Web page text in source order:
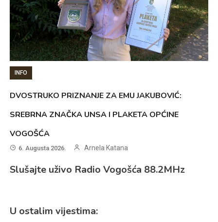
INFO
DVOSTRUKO PRIZNANJE ZA EMU JAKUBOVIĆ:
SREBRNA ZNAČKA UNSA I PLAKETA OPĆINE
VOGOŠĆA
6. Augusta 2026. Arnela Katana
Slušajte uživo Radio Vogošća 88.2MHz
U ostalim vijestima: